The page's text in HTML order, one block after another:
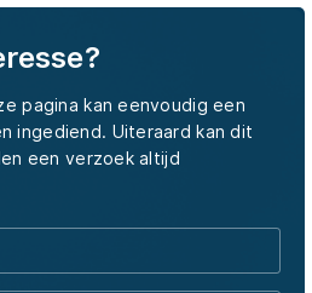
pagina kan eenvoudig een
ingediend. Uiteraard kan dit
een verzoek altijd